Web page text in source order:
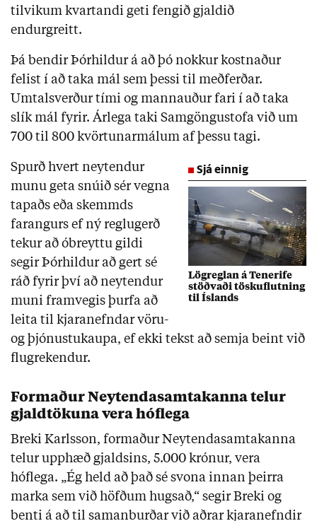
tilvikum kvartandi geti fengið gjaldið
endurgreitt.
Þá bendir Þórhildur á að þó nokkur kostnaður
felist í að taka mál sem þessi til meðferðar.
Umtalsverður tími og mannauður fari í að taka
slík mál fyrir. Árlega taki Samgöngustofa við um
700 til 800 kvörtunarmálum af þessu tagi.
Sjá einnig
Lögreglan á Tenerife
stöðvaði töskuflutning
til Íslands
Spurð hvert neytendur
munu geta snúið sér vegna
tapaðs eða skemmds
farangurs ef ný reglugerð
tekur að óbreyttu gildi
segir Þórhildur að gert sé
ráð fyrir því að neytendur
muni framvegis þurfa að
leita til kjaranefndar vöru-
og þjónustukaupa, ef ekki tekst að semja beint við
flugrekendur.
Formaður Neytendasamtakanna telur
gjaldtökuna vera hóflega
Breki Karlsson, formaður Neytendasamtakanna
telur upphæð gjaldsins, 5.000 krónur, vera
hóflega. „Ég held að það sé svona innan þeirra
marka sem við höfðum hugsað,“ segir Breki og
benti á að til samanburðar við aðrar kjaranefndir